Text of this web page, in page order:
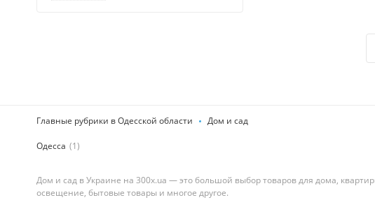
Главные рубрики в Одесской области Дом и сад
Одесса (1)
Дом и сад в Украине на 300x.ua — это большой выбор товаров для дома,
освещение, бытовые товары и многое другое.